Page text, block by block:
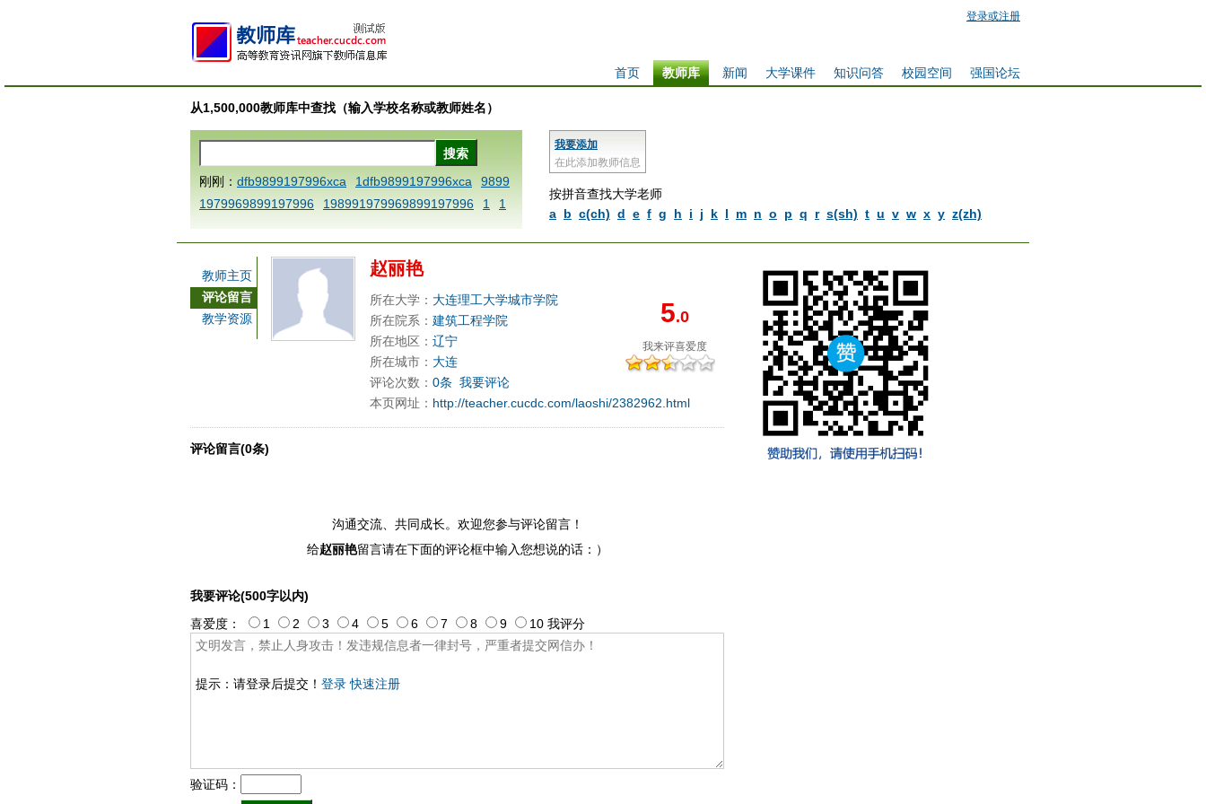
登录或注册
强国论坛
校园空间
知识问答
大学课件
新闻
教师库
首页
从1,500,000教师库中查找（输入学校名称或教师姓名）
我要添加
在此添加教师信息
按拼音查找大学老师
a b c(ch) d e f g h i j k l m n o p q r s(sh) t u v w x y z(zh)
刚刚： dfb9899197996xca 1dfb9899197996xca
9899
1979969899197996
198991979969899197996 1
1
AAABBBCCCdefine blablaenddefine dfbxyzendtemplat
a
1dfbmath key98991 methodmultiply operand97996x
ca
1dfbsetx9899197996xxca 1dfbthisxca
1dfbxca12
3
1dfbzzzzzzzzbbbccccdddeeexcareplacezo
1printdf
b 9899197996 xca
AAABBBCCCdefine blablaenddefin
e dfbxyzendtemplate dfbCCCBBBAAA
dfb
dfb989919
dfbmath key98991 methodmulti
dfbsetx9899197996xxca
教师主页
评论留言
教学资源
赵丽艳
5.0
我来评喜爱度
所在大学： 大连理工大学城市学院
所在院系： 建筑工程学院
所在地区： 辽宁
所在城市： 大连
评论次数： 0条 我要评论
本页网址： http://teacher.cucdc.com/laoshi/2382962.html
评论留言(0条)
沟通交流、共同成长。欢迎您参与评论留言！
给赵丽艳留言请在下面的评论框中输入您想说的话：）
我要评论(500字以内)
提示：请登录后提交！ 登录 快速注册
喜爱度： 1 2 3 4 5 6 7 8 9 10 我评分
验证码：